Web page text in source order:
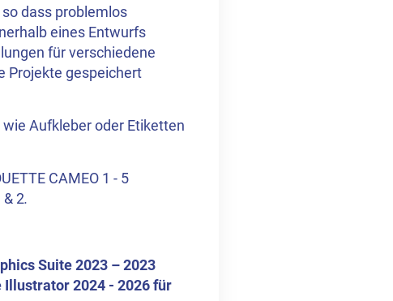
dass problemlos
eines Entwurfs
für verschiedene
Projekte gespeichert
Aufkleber oder Etiketten
CAMEO 1 - 5
2.
Suite 2023 – 2023
2024 - 2026 für